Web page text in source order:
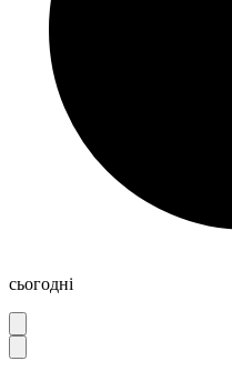
сьогодні